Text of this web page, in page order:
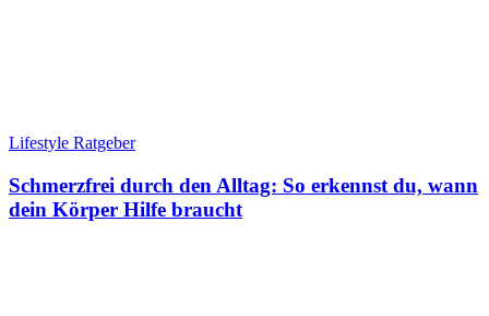
Lifestyle Ratgeber
Schmerzfrei durch den Alltag: So erkennst du, wann
dein Körper Hilfe braucht